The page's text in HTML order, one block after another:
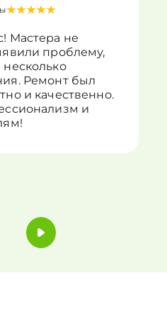
Мастера не
проблему,
Ремонт был
и качественно.
и